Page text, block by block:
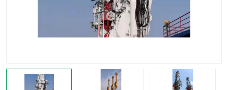
火车鹤管
汽车鹤管 顶部鹤管
浮动出油装置